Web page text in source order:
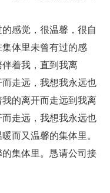
感觉，很温馨，很自
体里未曾有过的感
着我，直到我离
走远，我想我永远也
的离开而走远到我离
走远，我想我永远也
而又温馨的集体里。
集体里。恳请公司接